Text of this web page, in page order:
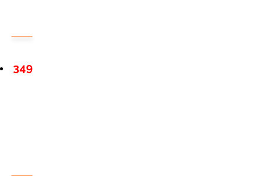
349